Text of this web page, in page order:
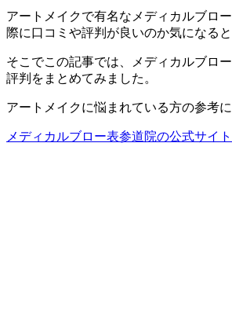
アートメイクで有名なメディカルブロ
際に口コミや評判が良いのか気になると
そこでこの記事では、メディカルブロ
評判をまとめてみました。
アートメイクに悩まれている方の参考
メディカルブロー表参道院の公式サイ